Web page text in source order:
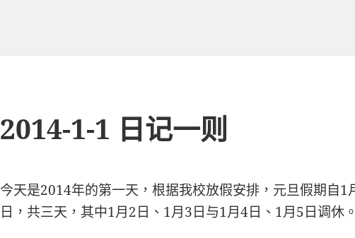
2014-1-1 日记一则
今天是2014年的第一天，根据我校放假安排，元旦假期自1
日，共三天，其中1月2日、1月3日与1月4日、1月5日调休。